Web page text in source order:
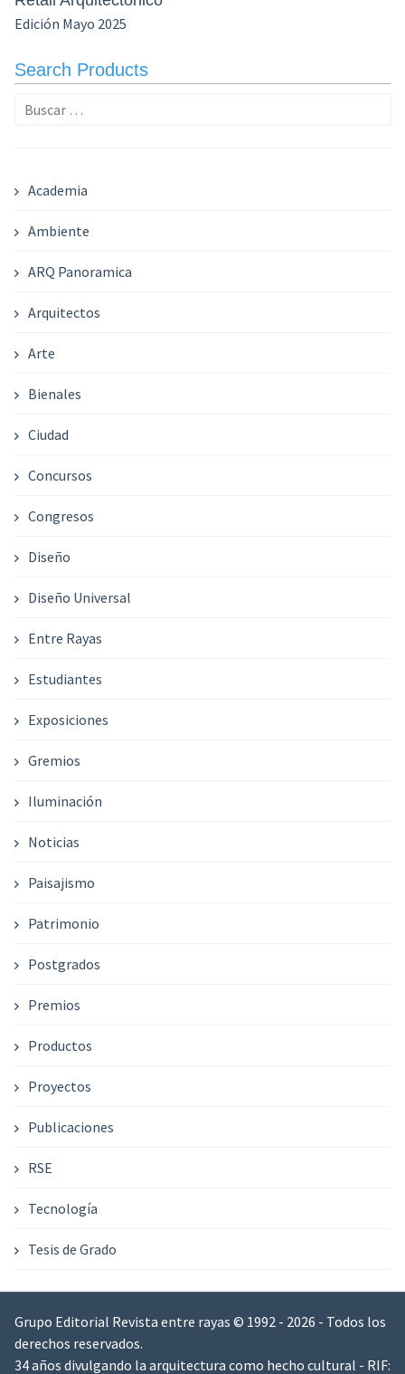
Edición Mayo 2025
Search Products
Buscar:
Academia
Ambiente
ARQ Panoramica
Arquitectos
Arte
Bienales
Ciudad
Concursos
Congresos
Diseño
Diseño Universal
Entre Rayas
Estudiantes
Exposiciones
Gremios
Iluminación
Noticias
Paisajismo
Patrimonio
Postgrados
Premios
Productos
Proyectos
Publicaciones
RSE
Tecnología
Tesis de Grado
Grupo Editorial Revista entre rayas © 1992 - 2026 - Todos los
derechos reservados.
34 años divulgando la arquitectura como hecho cultural - RIF: